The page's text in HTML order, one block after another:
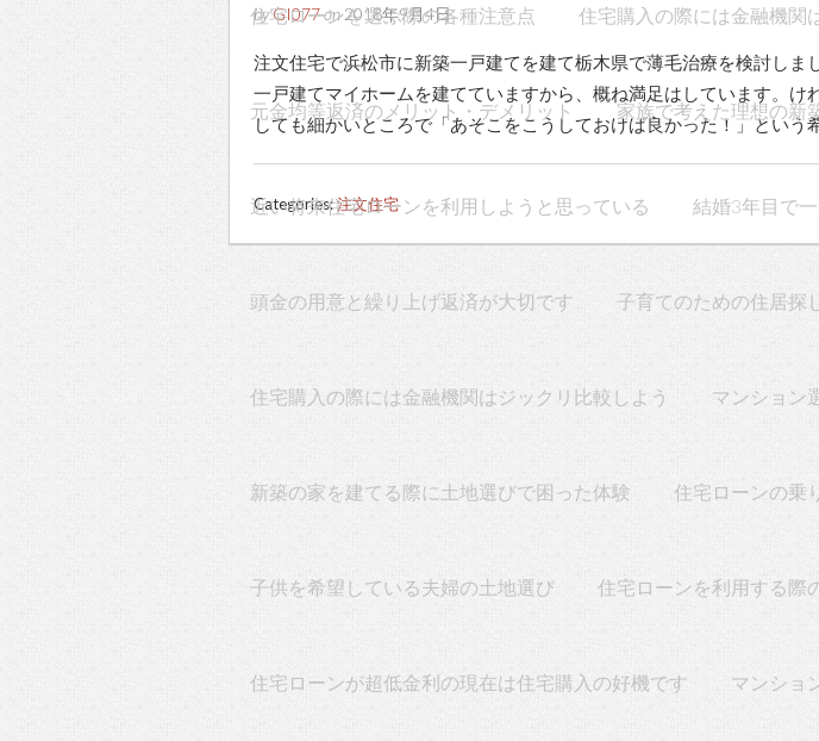
住宅ローンを選ぶ際の各種注意点 住宅購入の際には金融機関
元金均等返済のメリット・デメリット 家族で考えた理想の新
近い将来住宅ローンを利用しようと思っている 結婚3年目で
頭金の用意と繰り上げ返済が大切です 子育てのための住居探
住宅購入の際には金融機関はジックリ比較しよう マンション
新築の家を建てる際に土地選びで困った体験 住宅ローンの乗
子供を希望している夫婦の土地選び 住宅ローンを利用する際
住宅ローンが超低金利の現在は住宅購入の好機です マンショ
byGI077on2018年9月4日
注文住宅で浜松市に新築一戸建てを建て栃木県で薄毛治療を検討しま
一戸建てマイホームを建てていますから、概ね満足はしています。け
しても細かいところで「あそこをこうしておけば良かった！」という
Categories:注文住宅